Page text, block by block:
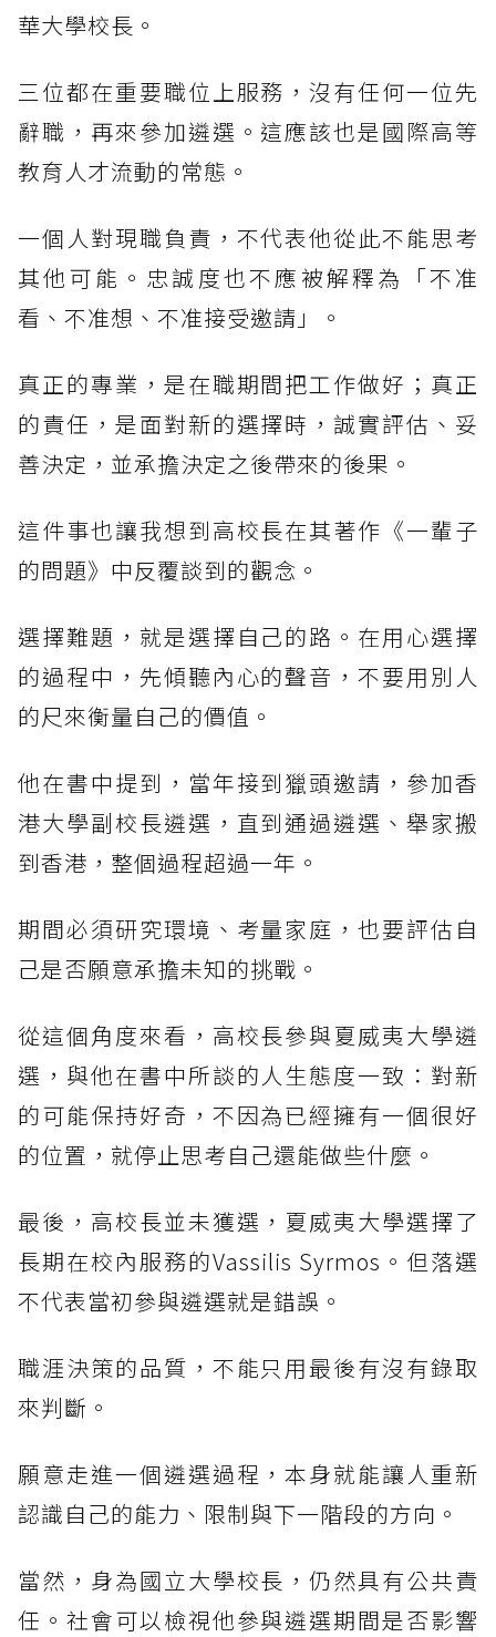
華大學校長。
三位都在重要職位上服務，沒有任何一位先
辭職，再來參加遴選。這應該也是國際高等
教育人才流動的常態。
一個人對現職負責，不代表他從此不能思考
其他可能。忠誠度也不應被解釋為「不准
看、不准想、不准接受邀請」。
真正的專業，是在職期間把工作做好；真正
的責任，是面對新的選擇時，誠實評估、妥
善決定，並承擔決定之後帶來的後果。
這件事也讓我想到高校長在其著作《一輩子
的問題》中反覆談到的觀念。
選擇難題，就是選擇自己的路。在用心選擇
的過程中，先傾聽內心的聲音，不要用別人
的尺來衡量自己的價值。
他在書中提到，當年接到獵頭邀請，參加香
港大學副校長遴選，直到通過遴選、舉家搬
到香港，整個過程超過一年。
期間必須研究環境、考量家庭，也要評估自
己是否願意承擔未知的挑戰。
從這個角度來看，高校長參與夏威夷大學遴
選，與他在書中所談的人生態度一致：對新
的可能保持好奇，不因為已經擁有一個很好
的位置，就停止思考自己還能做些什麼。
最後，高校長並未獲選，夏威夷大學選擇了
長期在校內服務的Vassilis Syrmos。但落選
不代表當初參與遴選就是錯誤。
職涯決策的品質，不能只用最後有沒有錄取
來判斷。
願意走進一個遴選過程，本身就能讓人重新
認識自己的能力、限制與下一階段的方向。
當然，身為國立大學校長，仍然具有公共責
任。社會可以檢視他參與遴選期間是否影響